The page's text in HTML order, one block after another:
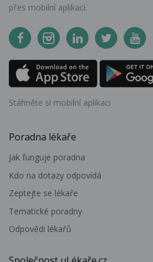
přes mobilní aplikaci.
Stáhněte si mobilní aplikaci
Poradna lékaře
Jak funguje poradna
Kdo na dotazy odpovídá
Zeptejte se lékaře
Tematické poradny
Odpovědi lékařů